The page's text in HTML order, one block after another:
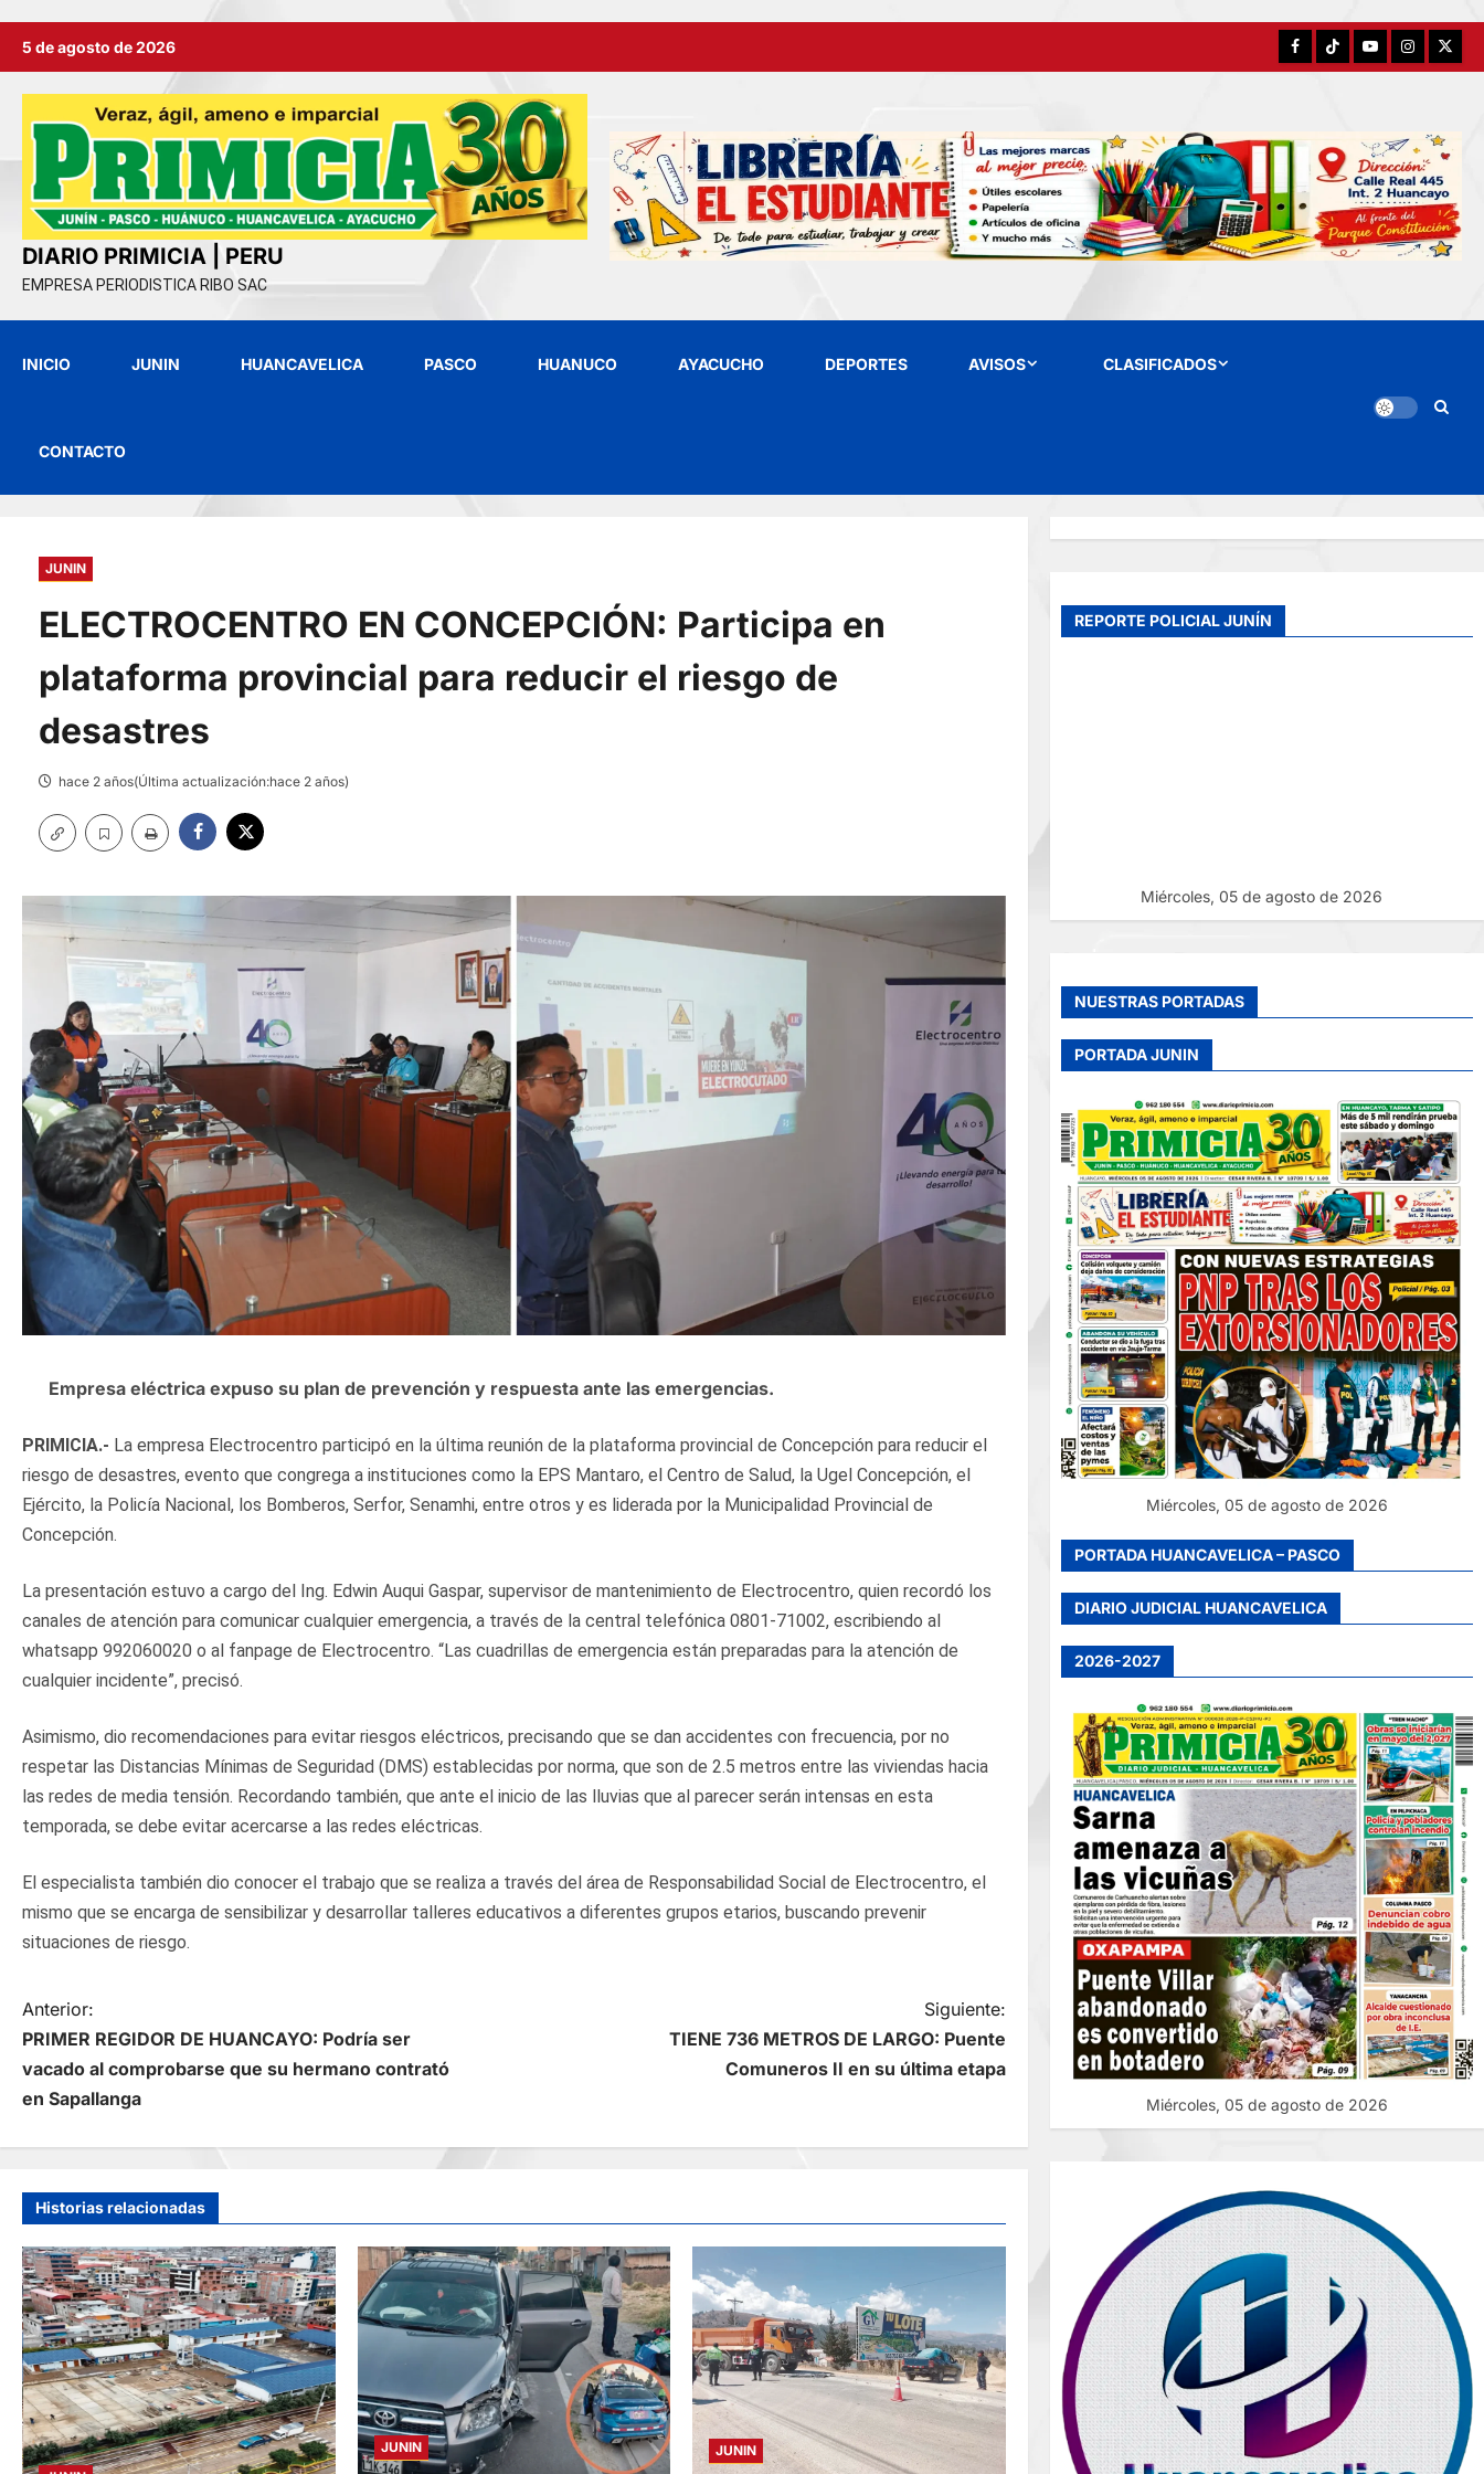
5 de agosto de 2026 FacebookTikTokYouTubeInstagram
X
DIARIO PRIMICIA | PERU
EMPRESA PERIODISTICA RIBO SAC
INICIO JUNIN HUANCAVELICA PASCO HUANUCO AYACUCHO DEPORTES AVISOS CLASIFICADOS
CONTACTO
JUNIN
ELECTROCENTRO EN CONCEPCIÓN: Participa en
plataforma provincial para reducir el riesgo de
desastres
hace 2 años(Última actualización:hace 2 años)
Empresa eléctrica expuso su plan de prevención y respuesta ante las emergencias.
PRIMICIA.- La empresa Electrocentro participó en la última reunión de la plataforma provincial de Concepción para reducir el
riesgo de desastres, evento que congrega a instituciones como la EPS Mantaro, el Centro de Salud, la Ugel Concepción, el
Ejército, la Policía Nacional, los Bomberos, Serfor, Senamhi, entre otros y es liderada por la Municipalidad Provincial de
Concepción.
La presentación estuvo a cargo del Ing. Edwin Auqui Gaspar, supervisor de mantenimiento de Electrocentro, quien recordó los
canales de atención para comunicar cualquier emergencia, a través de la central telefónica 0801-71002, escribiendo al
whatsapp 992060020 o al fanpage de Electrocentro. “Las cuadrillas de emergencia están preparadas para la atención de
cualquier incidente”, precisó.
Asimismo, dio recomendaciones para evitar riesgos eléctricos, precisando que se dan accidentes con frecuencia, por no
respetar las Distancias Mínimas de Seguridad (DMS) establecidas por norma, que son de 2.5 metros entre las viviendas hacia
las redes de media tensión. Recordando también, que ante el inicio de las lluvias que al parecer serán intensas en esta
temporada, se debe evitar acercarse a las redes eléctricas.
El especialista también dio conocer el trabajo que se realiza a través del área de Responsabilidad Social de Electrocentro, el
mismo que se encarga de sensibilizar y desarrollar talleres educativos a diferentes grupos etarios, buscando prevenir
situaciones de riesgo.
N
a
v
g
a
c
i
ó
n
Anterior:
PRIMER REGIDOR DE HUANCAYO: Podría ser
vacado al comprobarse que su hermano contrató
en Sapallanga
Siguiente:
TIENE 736 METROS DE LARGO: Puente
Comuneros II en su última etapa
Historias relacionadas
JUNIN JUNIN
REPORTE POLICIAL JUNÍN
Miércoles, 05 de agosto de 2026
NUESTRAS PORTADAS
PORTADA JUNIN
Miércoles, 05 de agosto de 2026
PORTADA HUANCAVELICA – PASCO
DIARIO JUDICIAL HUANCAVELICA
2026-2027
Miércoles, 05 de agosto de 2026